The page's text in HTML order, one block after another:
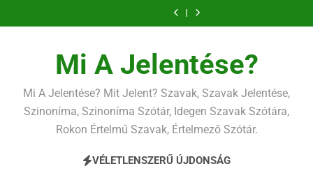
a
Mi A Jelentése?
Mi A Jelentése? Mit Jelent? Szavak, Szavak Jelentése,
Szinoníma, Szinoníma Szótár, Idegen Szavak Szótára,
Rokon Értelmű Szavak, Értelmező Szótár.
VÉLETLENSZERŰ ÚJDONSÁG